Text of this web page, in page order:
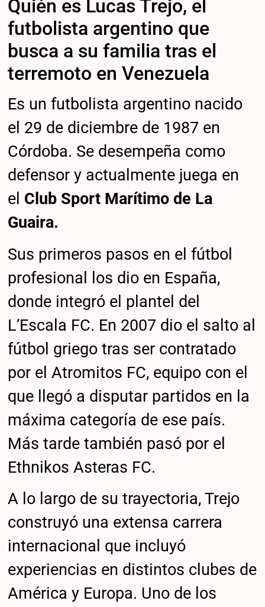
Quién es Lucas Trejo, el
futbolista argentino que
busca a su familia tras el
terremoto en Venezuela
Es un futbolista argentino nacido
el 29 de diciembre de 1987 en
Córdoba. Se desempeña como
defensor y actualmente juega en
el Club Sport Marítimo de La
Guaira.
Sus primeros pasos en el fútbol
profesional los dio en España,
donde integró el plantel del
L’Escala FC. En 2007 dio el salto al
fútbol griego tras ser contratado
por el Atromitos FC, equipo con el
que llegó a disputar partidos en la
máxima categoría de ese país.
Más tarde también pasó por el
Ethnikos Asteras FC.
A lo largo de su trayectoria, Trejo
construyó una extensa carrera
internacional que incluyó
experiencias en distintos clubes de
América y Europa. Uno de los